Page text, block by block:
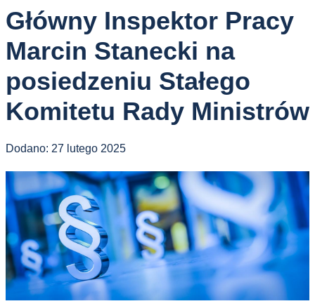
Główny Inspektor Pracy
Marcin Stanecki na
posiedzeniu Stałego
Komitetu Rady Ministrów
Dodano: 27 lutego 2025